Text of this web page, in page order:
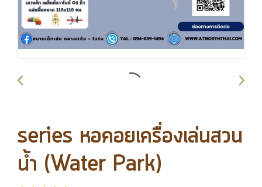
series หอคอยเครื่องเล่นสวน
น้ำ (Water Park)